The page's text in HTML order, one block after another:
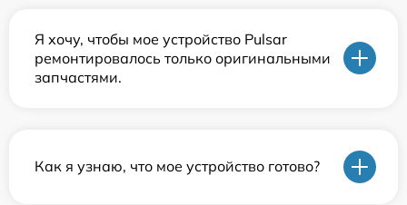
Я хочу, чтобы мое устройство Pulsar
ремонтировалось только оригинальными
запчастями.
Как я узнаю, что мое устройство готово?